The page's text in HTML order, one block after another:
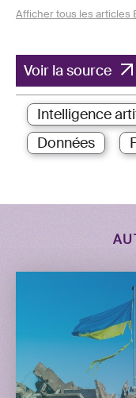
Afficher tous les articles
Voir la source
Intelligence
Données